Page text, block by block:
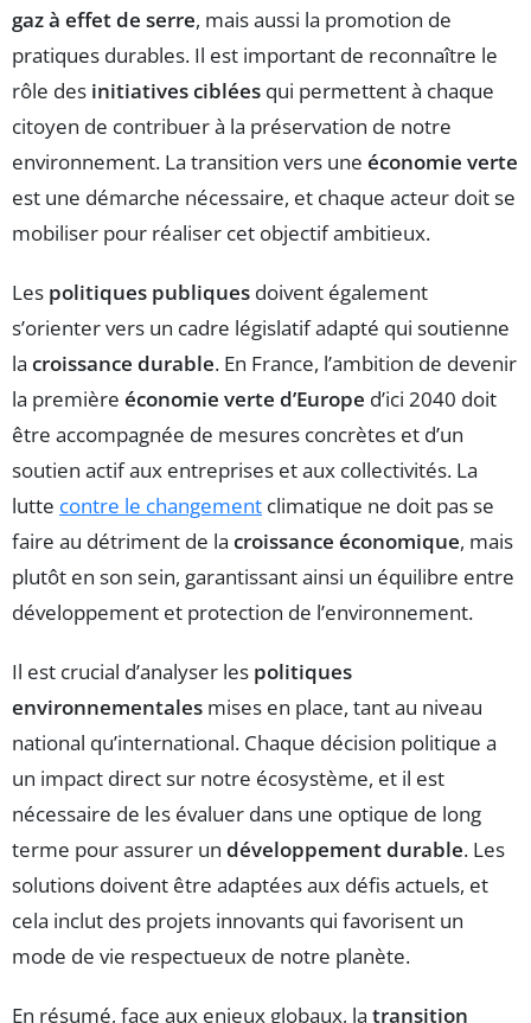
gaz à effet de serre, mais aussi la promotion de
pratiques durables. Il est important de reconnaître le
rôle des initiatives ciblées qui permettent à chaque
citoyen de contribuer à la préservation de notre
environnement. La transition vers une économie verte
est une démarche nécessaire, et chaque acteur doit se
mobiliser pour réaliser cet objectif ambitieux.
Les politiques publiques doivent également
s’orienter vers un cadre législatif adapté qui soutienne
la croissance durable. En France, l’ambition de devenir
la première économie verte d’Europe d’ici 2040 doit
être accompagnée de mesures concrètes et d’un
soutien actif aux entreprises et aux collectivités. La
lutte contre le changement climatique ne doit pas se
faire au détriment de la croissance économique, mais
plutôt en son sein, garantissant ainsi un équilibre entre
développement et protection de l’environnement.
Il est crucial d’analyser les politiques
environnementales mises en place, tant au niveau
national qu’international. Chaque décision politique a
un impact direct sur notre écosystème, et il est
nécessaire de les évaluer dans une optique de long
terme pour assurer un développement durable. Les
solutions doivent être adaptées aux défis actuels, et
cela inclut des projets innovants qui favorisent un
mode de vie respectueux de notre planète.
En résumé, face aux enjeux globaux, la transition